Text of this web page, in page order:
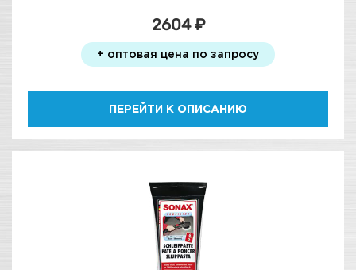
2604 ₽
+ оптовая цена по запросу
ПЕРЕЙТИ К ОПИСАНИЮ